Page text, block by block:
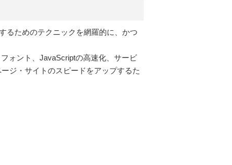
るためのテクニックを網羅的に、かつ
ォント、JavaScriptの高速化、サービ
ジ・サイトのスピードをアップするた